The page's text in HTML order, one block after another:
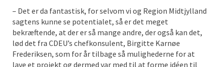
– Det er da fantastisk, for selvom vi og Region Midtjylland
sagtens kunne se potentialet, så er det meget
bekræftende, at der er så mange andre, der også kan det,
lød det fra CDEU’s chefkonsulent, Birgitte Karnøe
Frederiksen, som for år tilbage så mulighederne for at
lave et projekt og dermed var med til at forme idéen til